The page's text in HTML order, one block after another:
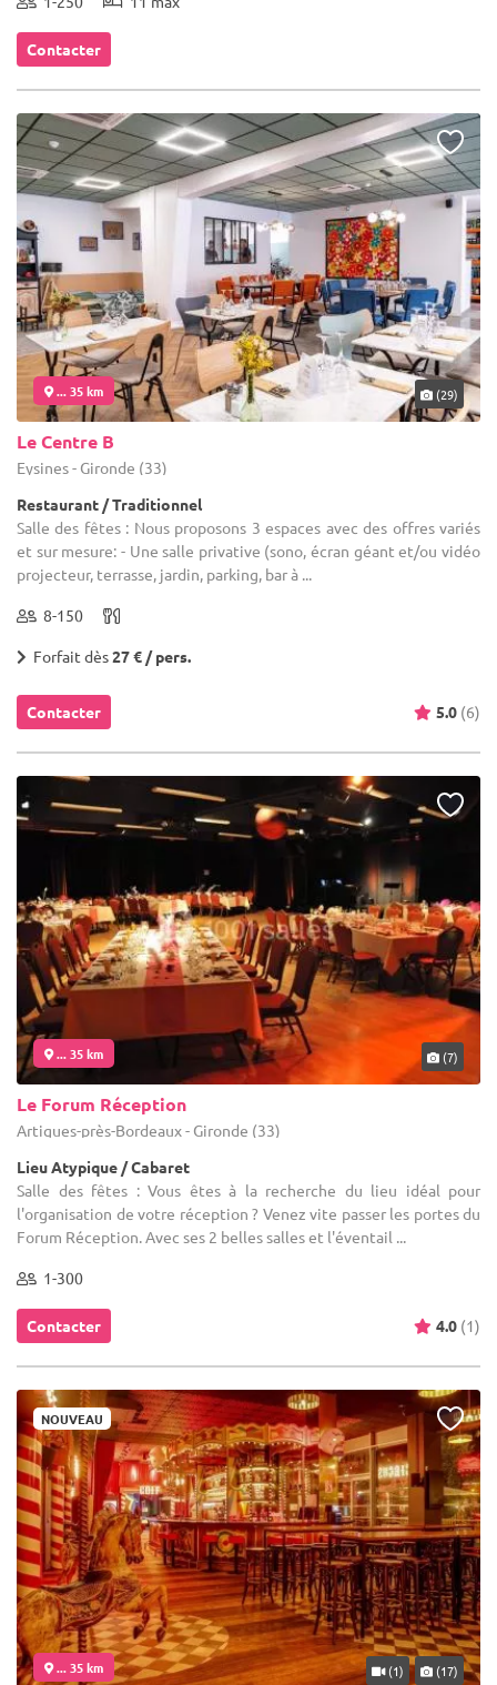
Contacter
... 35 km (29)
Le Centre B
Eysines - Gironde (33)
Restaurant / Traditionnel
Salle des fêtes : Nous proposons 3 espaces avec des offres variés
et sur mesure: - Une salle privative (sono, écran géant et/ou vidéo
projecteur, terrasse, jardin, parking, bar à ...
8-150
Forfait dès27 € / pers.
Contacter 5.0 (6)
... 35 km (7)
Le Forum Réception
Artigues-près-Bordeaux - Gironde (33)
Lieu Atypique / Cabaret
Salle des fêtes : Vous êtes à la recherche du lieu idéal pour
l'organisation de votre réception ? Venez vite passer les portes du
Forum Réception. Avec ses 2 belles salles et l'éventail ...
1-300
Contacter 4.0 (1)
NOUVEAU
... 35 km (1) (17)